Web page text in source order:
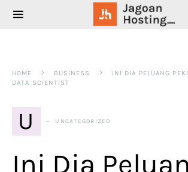
SEARCH FOR:
HOME BUSINESS
INI DIA PELUANG
DATA SCIENTIST
U UNCATEGORIZED
Ini Dia